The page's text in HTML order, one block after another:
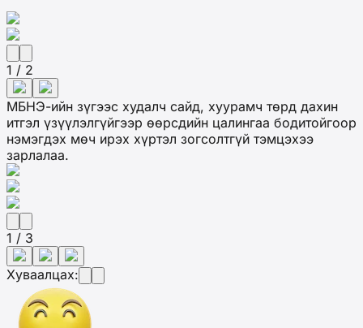
1 / 2
МБНЭ-ийн зүгээс худалч сайд, хуурамч төрд дахин
итгэл үзүүлэлгүйгээр өөрсдийн цалингаа бодитойгоор
нэмэгдэх мөч ирэх хүртэл зогсолтгүй тэмцэхээ
зарлалаа.
1 / 3
Хуваалцах: